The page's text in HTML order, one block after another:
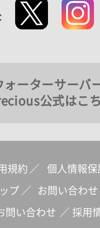
ォーターサーバ
公式はこ
規約 ／ 個人情報保
プ ／ お問い合わせ
問い合わせ ／ 採用